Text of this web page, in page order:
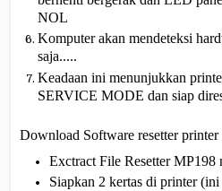
NOL
Komputer akan mendeteksi
saja.....
Keadaan ini menunjukkan
SERVICE MODE dan siap
Download Software resetter
Exctract File Resetter MP198
Siapkan 2 kertas di printer